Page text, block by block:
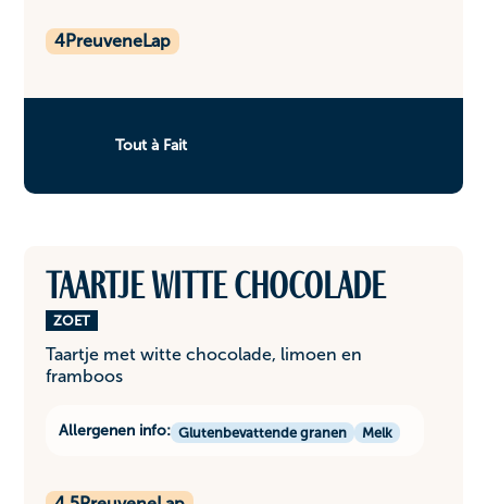
4PreuveneLap
Tout à Fait
Taartje witte chocolade
ZOET
Taartje met witte chocolade, limoen en
framboos
Allergenen info: Glutenbevattende granen Melk